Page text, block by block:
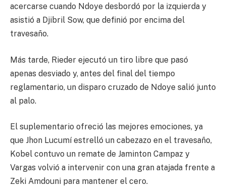
acercarse cuando Ndoye desbordó por la izquierda y
asistió a Djibril Sow, que definió por encima del
travesaño.
Más tarde, Rieder ejecutó un tiro libre que pasó
apenas desviado y, antes del final del tiempo
reglamentario, un disparo cruzado de Ndoye salió junto
al palo.
El suplementario ofreció las mejores emociones, ya
que Jhon Lucumí estrelló un cabezazo en el travesaño,
Kobel contuvo un remate de Jaminton Campaz y
Vargas volvió a intervenir con una gran atajada frente a
Zeki Amdouni para mantener el cero.